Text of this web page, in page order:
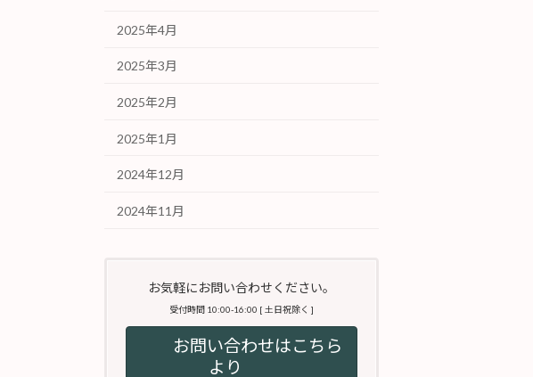
2025年4月
2025年3月
2025年2月
2025年1月
2024年12月
2024年11月
お気軽にお問い合わせください。
受付時間 10:00-16:00 [ 土日祝除く ]
お問い合わせはこちら
より